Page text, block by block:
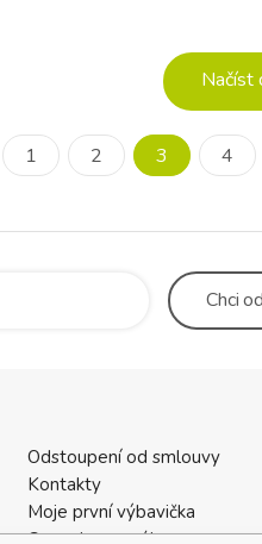
podporuje slu
Načíst
1 2 3 4
Chci
Odstoupení od smlouvy
Kontakty
Moje první výbavička
Ceny dopravného